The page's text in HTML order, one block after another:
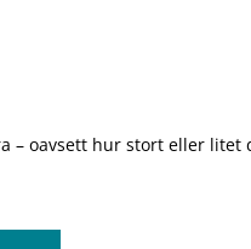
– oavsett hur stort eller